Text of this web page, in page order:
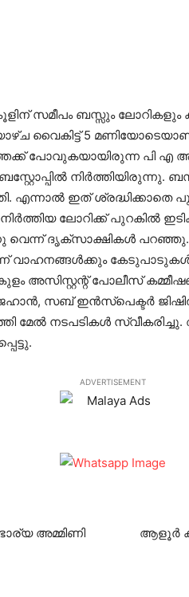
ബസ്സും ലോറികളും
വൈകിട്ട് 5
പോവുകയായിരുന്ന പി
നിര്‍ത്തിയിരുന്നു.
എന്നാല്‍ ഇത് ശ്രദ്ധിക്കാതെ
ലോറിക്ക് പുറകില്‍
വെന്ന് ദൃക്‌സാക്ഷികള്‍ പറഞ്ഞു.
വാഹനങ്ങള്‍ക്കും കേടുപാടുകള്‍
അസിസ്റ്റന്റ് പോലീസ്
സബ് ഇന്‍സ്‌പെക്ടര്‍
മേല്‍ നടപടികള്‍
ADVERTISEMENT
അമ്മിണി
ആളൂര്‍